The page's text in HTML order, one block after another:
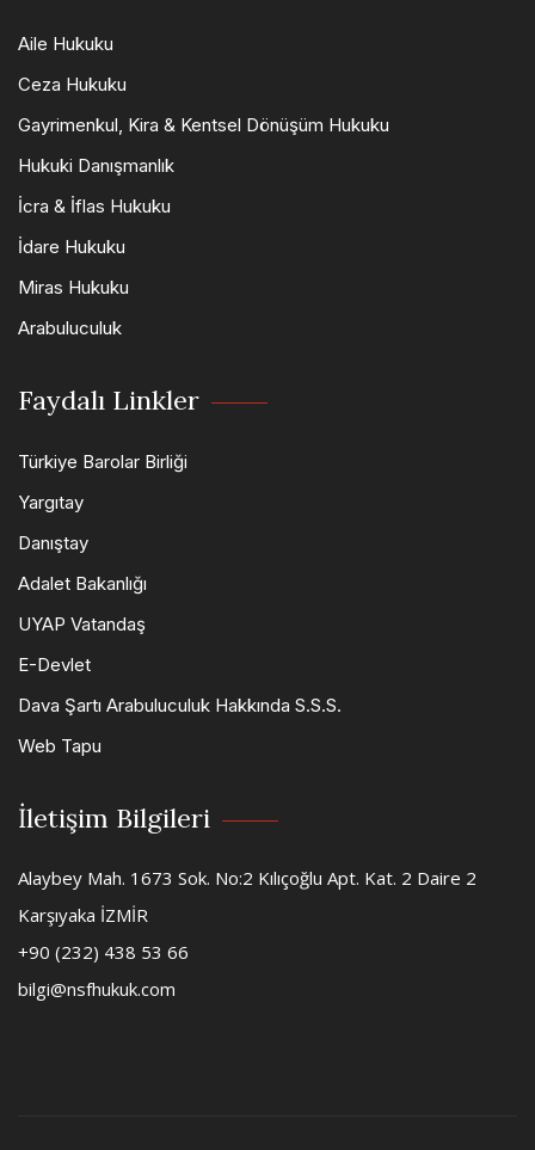
Aile Hukuku
Ceza Hukuku
Gayrimenkul, Kira & Kentsel Dönüşüm Hukuku
Hukuki Danışmanlık
İcra & İflas Hukuku
İdare Hukuku
Miras Hukuku
Arabuluculuk
Faydalı Linkler
Türkiye Barolar Birliği
Yargıtay
Danıştay
Adalet Bakanlığı
UYAP Vatandaş
E-Devlet
Dava Şartı Arabuluculuk Hakkında S.S.S.
Web Tapu
İletişim Bilgileri
Alaybey Mah. 1673 Sok. No:2 Kılıçoğlu Apt. Kat. 2 Daire 2
Karşıyaka İZMİR
+90 (232) 438 53 66
bilgi@nsfhukuk.com